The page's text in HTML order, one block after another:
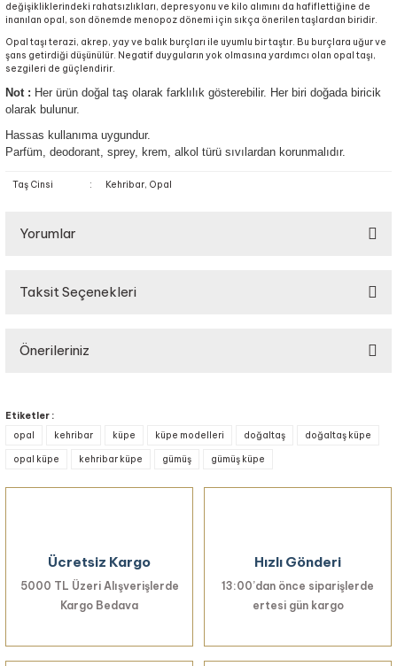
değişikliklerindeki rahatsızlıkları, depresyonu ve kilo alımını da hafiflettiğine de
inanılan opal, son dönemde menopoz dönemi için sıkça önerilen taşlardan biridir.
Opal taşı terazi, akrep, yay ve balık burçları ile uyumlu bir taştır. Bu burçlara uğur ve
şans getirdiği düşünülür. Negatif duyguların yok olmasına yardımcı olan opal taşı,
sezgileri de güçlendirir.
Not : Her ürün doğal taş olarak farklılık gösterebilir. Her biri doğada biricik
olarak bulunur.
Hassas kullanıma uygundur.
Parfüm, deodorant, sprey, krem, alkol türü sıvılardan korunmalıdır.
Taş Cinsi : Kehribar, Opal
Yorumlar
Taksit Seçenekleri
Önerileriniz
Görüş ve önerileriniz için teşekkür ederiz.
Ürün resmi kalitesiz, bozuk veya görüntülenemiyor.
Ürün fiyatı diğer sitelerden daha pahalı.
Bu ürüne benzer farklı alternatifler olmalı.
Etiketler :
opal
kehribar küpe küpe modelleri doğaltaş doğaltaş küpe
opal küpe kehribar küpe gümüş gümüş küpe
Ücretsiz Kargo
5000 TL Üzeri Alışverişlerde
Kargo Bedava
Hızlı Gönderi
13:00’dan önce siparişlerde
ertesi gün kargo